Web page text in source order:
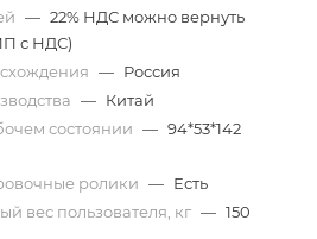
— 22% НДС можно вернуть
с НДС)
— Россия
— Китай
состоянии — 94*53*142
ролики — Есть
вес пользователя, кг — 150